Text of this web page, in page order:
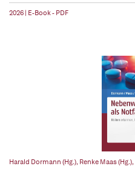
2026 | E-Book - PDF
Harald Dormann (Hg.), Renke Maas (Hg.),